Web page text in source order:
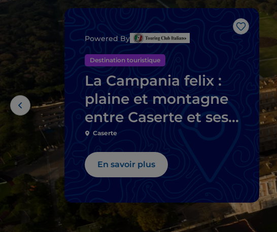
J’aime
Powered By
Destination touristique
La Campania felix :
plaine et montagne
entre Caserte et ses
environs
Caserte
En savoir plus